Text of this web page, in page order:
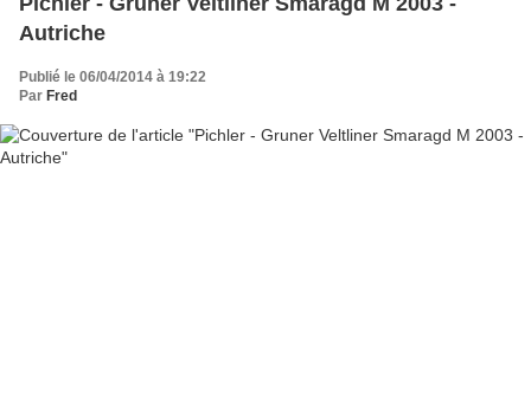
Autriche
Publié le 06/04/2014 à 19:22
Par Fred